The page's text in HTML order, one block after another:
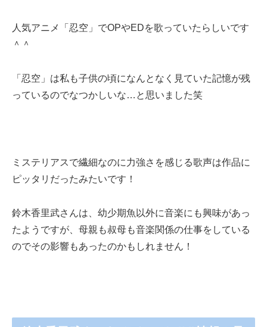
人気アニメ「忍空」でOPやEDを歌っていたらしいです
＾＾
「忍空」は私も子供の頃になんとなく見ていた記憶が残
っているのでなつかしいな…と思いました笑
ミステリアスで繊細なのに力強さを感じる歌声は作品に
ピッタリだったみたいです！
鈴木香里武さんは、幼少期魚以外に音楽にも興味があっ
たようですが、母親も叔母も音楽関係の仕事をしている
のでその影響もあったのかもしれません！